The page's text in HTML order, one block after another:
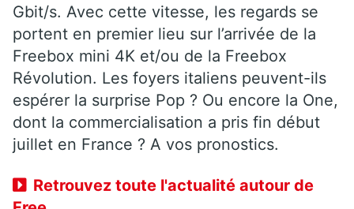
Gbit/s. Avec cette vitesse, les regards se
portent en premier lieu sur l’arrivée de la
Freebox mini 4K et/ou de la Freebox
Révolution. Les foyers italiens peuvent-ils
espérer la surprise Pop ? Ou encore la One,
dont la commercialisation a pris fin début
juillet en France ? A vos pronostics.
Retrouvez toute l'actualité autour de